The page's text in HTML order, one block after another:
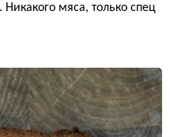
мяса, только спец